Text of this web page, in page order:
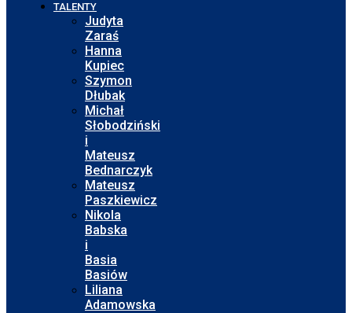
TALENTY
Judyta
Zaraś
Hanna
Kupiec
Szymon
Dłubak
Michał
Słobodziński
i
Mateusz
Bednarczyk
Mateusz
Paszkiewicz
Nikola
Babska
i
Basia
Basiów
Liliana
Adamowska